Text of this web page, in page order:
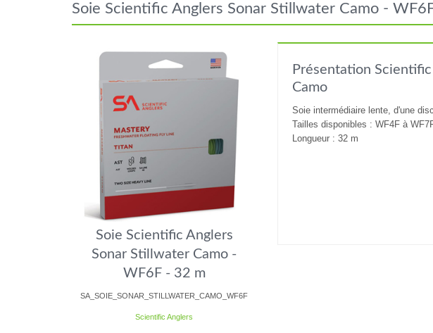
Soie Scientific Anglers Sonar Stillwater Camo -
Soie Scientific Anglers
Sonar Stillwater Camo -
WF6F - 32 m
SA_SOIE_SONAR_STILLWATER_CAMO_WF6F
Scientific Anglers
Présentation
Camo
Soie intermédiaire lente, d'une
Tailles disponibles : WF4F à
Longueur : 32 m